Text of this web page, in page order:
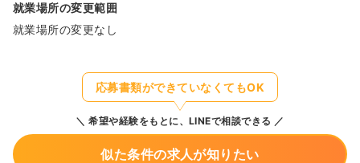
就業場所の変更範囲
就業場所の変更なし
応募書類ができていなくてもOK
希望や経験をもとに、LINEで相談できる
似た条件の求人が知りたい